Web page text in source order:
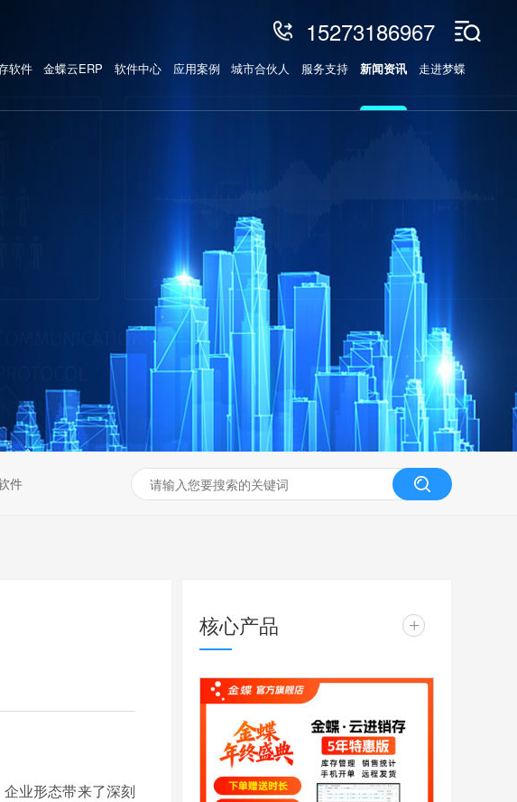
15273186967
软件 金蝶云ERP 软件中心 应用案例 城市合伙人 服务支持 新闻资讯 走进梦蝶
件
业形态带来了深刻
核心产品 +